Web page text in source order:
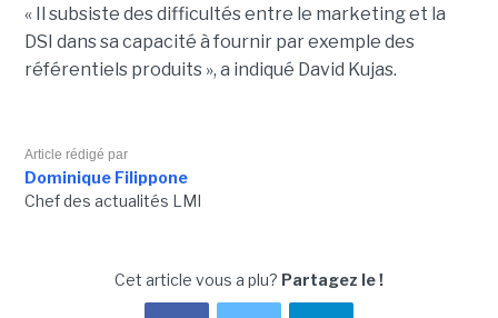
« Il subsiste des difficultés entre le marketing et la
DSI dans sa capacité à fournir par exemple des
référentiels produits », a indiqué David Kujas.
Article rédigé par
Dominique Filippone
Chef des actualités LMI
Cet article vous a plu? Partagez le !